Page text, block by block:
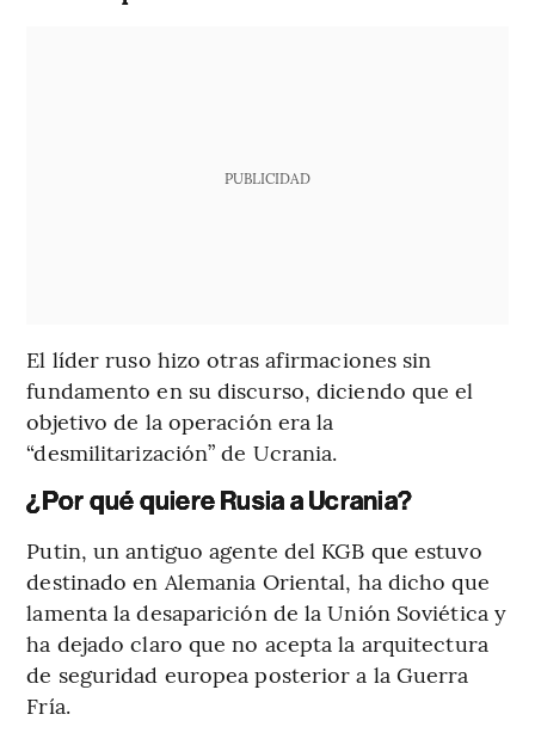
PUBLICIDAD
El líder ruso hizo otras afirmaciones sin
fundamento en su discurso, diciendo que el
objetivo de la operación era la
“desmilitarización” de Ucrania.
¿Por qué quiere Rusia a Ucrania?
Putin, un antiguo agente del KGB que estuvo
destinado en Alemania Oriental, ha dicho que
lamenta la desaparición de la Unión Soviética y
ha dejado claro que no acepta la arquitectura
de seguridad europea posterior a la Guerra
Fría.